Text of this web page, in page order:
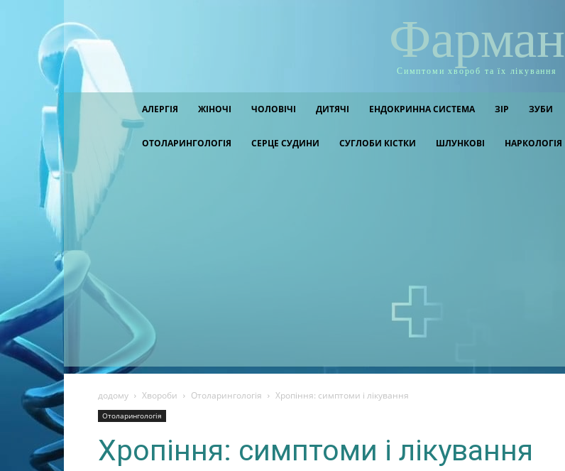
Фарман
Симптоми хвороб та їх лікування
АЛЕРГІЯ ЖІНОЧІ ЧОЛОВІЧІ ДИТЯЧІ ЕНДОКРИННА СИСТЕМА ЗІР ЗУБИ
ОТОЛАРИНГОЛОГІЯ СЕРЦЕ СУДИНИ СУГЛОБИ КІСТКИ ШЛУНКОВІ НАРКОЛОГІЯ
додому Хвороби Отоларингологія Хропіння: симптоми і лікування
Отоларингологія
Хропіння: симптоми і лікування